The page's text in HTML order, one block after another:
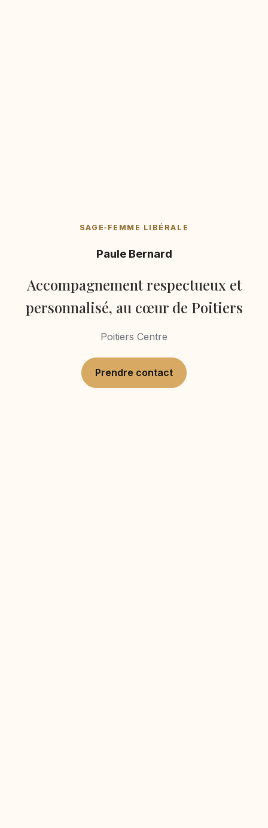
SAGE‑FEMME LIBÉRALE
Paule Bernard
Accompagnement respectueux et
personnalisé, au cœur de Poitiers
Poitiers Centre
Prendre contact